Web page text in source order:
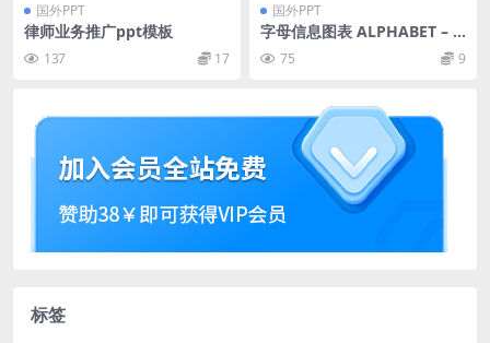
国外PPT
律师业务推广ppt模板
137 17
国外PPT
字母信息图表 ALPHABET – I
nfographic Slides
75 9
标签